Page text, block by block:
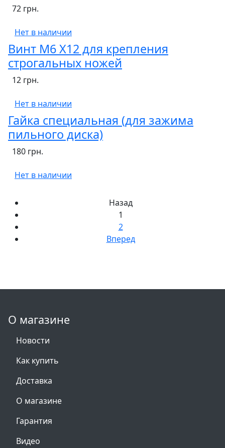
72 грн.
Нет в наличии
Винт М6 Х12 для крепления
строгальных ножей
12 грн.
Нет в наличии
Гайка специальная (для зажима
пильного диска)
180 грн.
Нет в наличии
Назад
1
2
Вперед
О магазине
Новости
Как купить
Доставка
О магазине
Гарантия
Видео